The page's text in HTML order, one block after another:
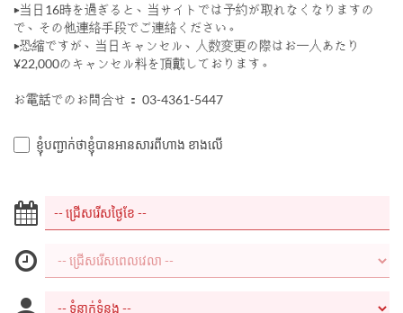
▶︎当日16時を過ぎると、当サイトでは予約が取れなくなりますの
で、その他連絡手段でご連絡ください。
▶︎恐縮ですが、当日キャンセル、人数変更の際はお一人あたり
¥22,000のキャンセル料を頂戴しております。
お電話でのお問合せ： 03-4361-5447
ខ្ញុំបញ្ជាក់ថាខ្ញុំបានអានសារពីហាង ខាងលើ